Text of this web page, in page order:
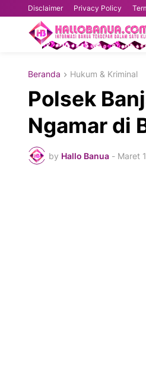
Disclaimer Privacy Policy
Beranda Hukum & Kriminal
Polsek
Ngamar di
by Hallo Banua - Maret